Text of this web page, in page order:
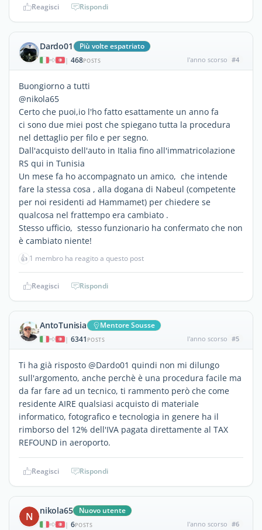
Reagisci Rispondi
Dardo01 Più volte espatriato
| 468POSTS l'anno scorso #4
Buongiorno a tutti
@nikola65
Certo che puoi,io l'ho fatto esattamente un anno fa
ci sono due miei post che spiegano tutta la procedura
nel dettaglio per filo e per segno.
Dall'acquisto dell'auto in Italia fino all'immatricolazione
RS qui in Tunisia
Un mese fa ho accompagnato un amico, che intende
fare la stessa cosa , alla dogana di Nabeul (competente
per noi residenti ad Hammamet) per chiedere se
qualcosa nel frattempo era cambiato .
Stesso ufficio, stesso funzionario ha confermato che non
è cambiato niente!
👍 1 membro ha reagito a questo post
Reagisci Rispondi
AntoTunisia Mentore Sousse
| 6341 POSTS l'anno scorso #5
Ti ha già risposto @Dardo01 quindi non mi dilungo
sull'argomento, anche perchè è una procedura facile ma
da far fare ad un tecnico, ti rammento però che come
residente AIRE qualsiasi acquisto di materiale
informatico, fotografico e tecnologia in genere ha il
rimborso del 12% dell'IVA pagata direttamente al TAX
REFOUND in aeroporto.
Reagisci Rispondi
N nikola65 Nuovo utente
| 6POSTS l'anno scorso #6